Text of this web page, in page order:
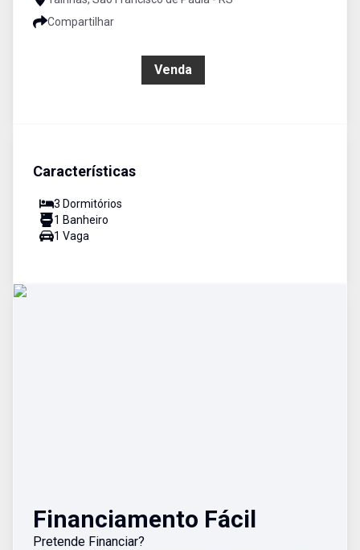
Compartilhar
Venda
Características
3 Dormitórios
1 Banheiro
1 Vaga
Financiamento Fácil
Pretende Financiar?